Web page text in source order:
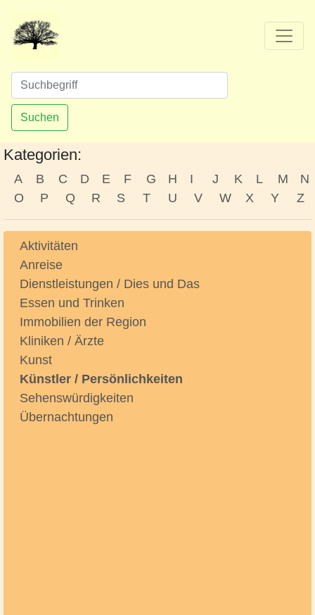
Suchen
Kategorien:
A B C D E F G H I J K L M
N
O
P Q R S T U V W X Y Z
Aktivitäten
Anreise
Dienstleistungen / Dies und Das
Essen und Trinken
Immobilien der Region
Kliniken / Ärzte
Kunst
Künstler / Persönlichkeiten
Sehenswürdigkeiten
Übernachtungen